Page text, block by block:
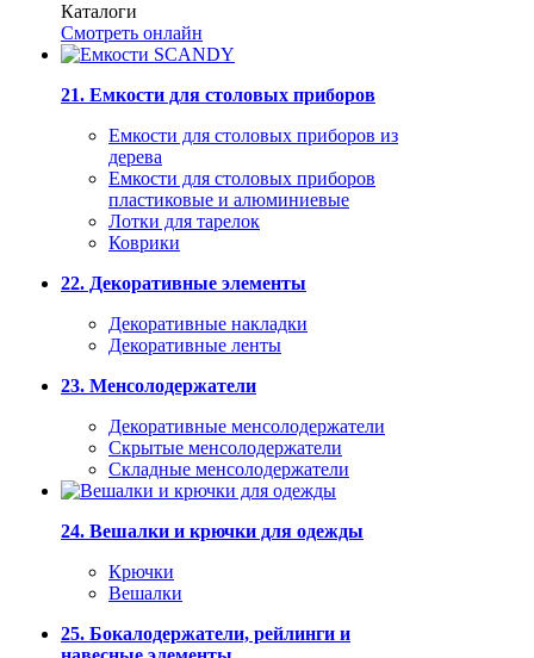
Каталоги
Смотреть онлайн
21. Емкости для столовых приборов
Емкости для столовых приборов из
дерева
Емкости для столовых приборов
пластиковые и алюминиевые
Лотки для тарелок
Коврики
22. Декоративные элементы
Декоративные накладки
Декоративные ленты
23. Менсолодержатели
Декоративные менсолодержатели
Скрытые менсолодержатели
Складные менсолодержатели
24. Вешалки и крючки для одежды
Крючки
Вешалки
25. Бокалодержатели, рейлинги и